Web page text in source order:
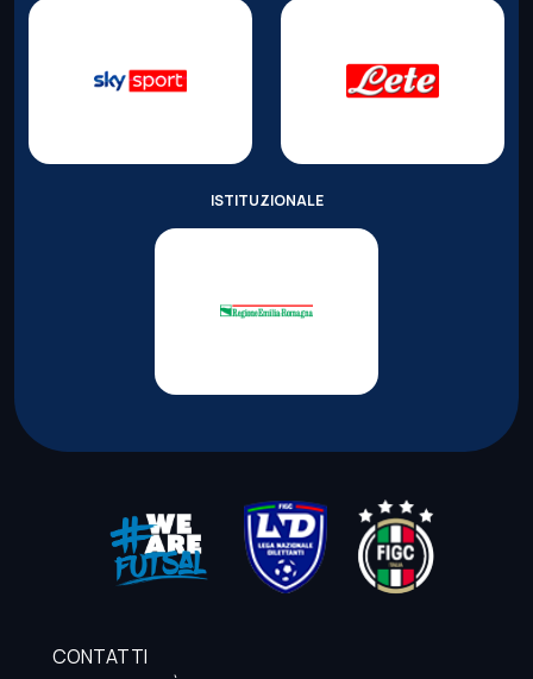
ISTITUZIONALE
CONTATTI